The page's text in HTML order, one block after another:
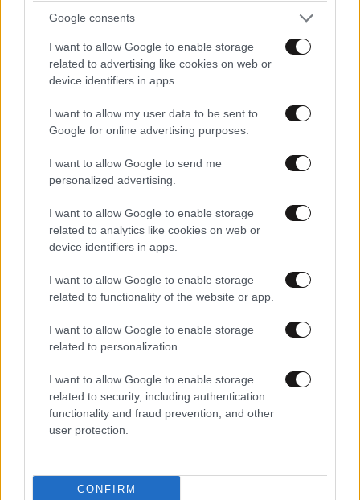
Google consents
I want to allow Google to enable storage
related to advertising like cookies on web or
device identifiers in apps.
I want to allow my user data to be sent to
Google for online advertising purposes.
I want to allow Google to send me
personalized advertising.
I want to allow Google to enable storage
related to analytics like cookies on web or
device identifiers in apps.
I want to allow Google to enable storage
related to functionality of the website or app.
I want to allow Google to enable storage
related to personalization.
I want to allow Google to enable storage
related to security, including authentication
functionality and fraud prevention, and other
user protection.
CONFIRM
Ψηφιακό «Πύργο Ελέγχου» αποκτά η
Περιφέρεια Αττικής για ολα τα έργα της!
παρέμβαση για τα Μάρμαρα του Παρθενώνα:
«Μπορεί να αφήσει ιστορική παρακαταθήκη»